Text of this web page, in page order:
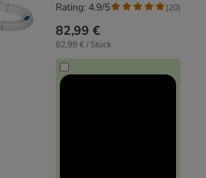
82,99 €
82,99 € / Stück
Rating: 4.9/5 (20)